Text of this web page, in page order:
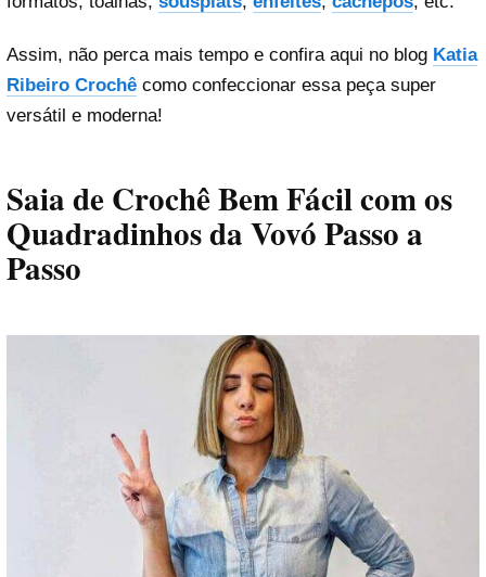
Assim, não perca mais tempo e confira aqui no blog Katia
Ribeiro Crochê como confeccionar essa peça super
versátil e moderna!
Saia de Crochê Bem Fácil com os
Quadradinhos da Vovó Passo a
Passo